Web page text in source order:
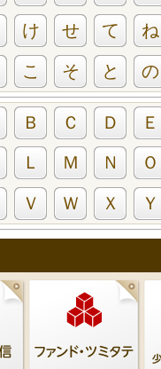
け せ て ね
こ そ と の
Ｂ Ｃ Ｄ Ｅ
Ｌ Ｍ Ｎ Ｏ
Ｖ Ｗ Ｘ Ｙ